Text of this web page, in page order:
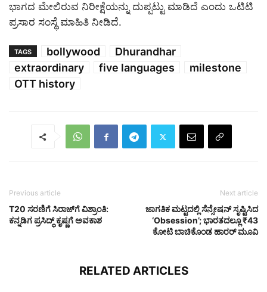
ಭಾಗದ ಮೇಲಿರುವ ನಿರೀಕ್ಷೆಯನ್ನು ದುಪ್ಪಟ್ಟು ಮಾಡಿದೆ ಎಂದು ಒಟಿಟಿ
ಪ್ರಸಾರ ಸಂಸ್ಥೆ ಮಾಹಿತಿ ನೀಡಿದೆ.
TAGS bollywood
Dhurandhar
extraordinary
five languages
milestone
OTT history
Previous article
T20 ಸರಣಿಗೆ ಸಿರಾಜ್‌ಗೆ ವಿಶ್ರಾಂತಿ:
ಕನ್ನಡಿಗ ಪ್ರಸಿದ್ಧ್ ಕೃಷ್ಣಗೆ ಅವಕಾಶ
Next article
ಜಾಗತಿಕ ಮಟ್ಟದಲ್ಲಿ ಸೆನ್ಸೇಷನ್ ಸೃಷ್ಟಿಸಿದ
‘Obsession’; ಭಾರತದಲ್ಲೂ ₹43
ಕೋಟಿ ಬಾಚಿಕೊಂಡ ಹಾರರ್ ಮೂವಿ
RELATED ARTICLES